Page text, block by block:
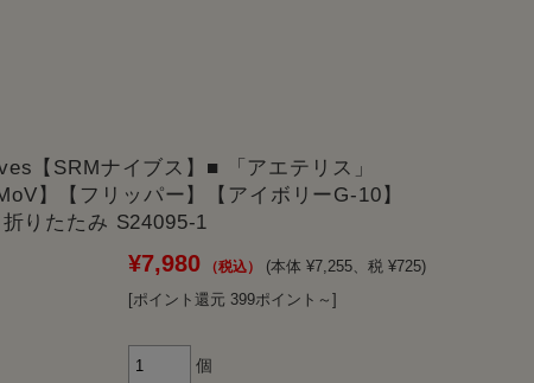
【SRMナイブス】■ 「アエテリス」
】【フリッパー】【アイボリーG-10】
りたたみ S24095-1
¥7,980
(本体 ¥7,255、税 ¥725)
[ポイント還元 399ポイント～]
個